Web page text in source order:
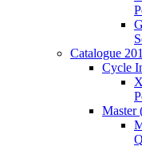
Catalogue
Cycle
Master